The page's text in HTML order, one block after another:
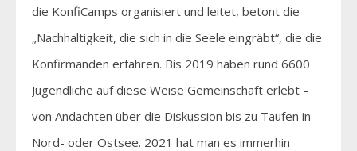
die KonfiCamps organisiert und leitet, betont die
„Nachhaltigkeit, die sich in die Seele eingräbt“, die die
Konfirmanden erfahren. Bis 2019 haben rund 6600
Jugendliche auf diese Weise Gemeinschaft erlebt –
von Andachten über die Diskussion bis zu Taufen in
Nord- oder Ostsee. 2021 hat man es immerhin